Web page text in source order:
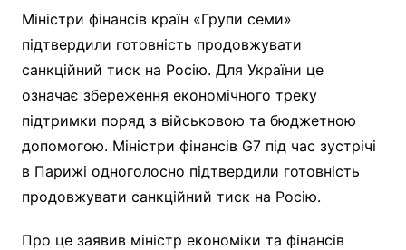
Міністри фінансів країн «Групи семи»
підтвердили готовність продовжувати
санкційний тиск на Росію. Для України це
означає збереження економічного треку
підтримки поряд з військовою та бюджетною
допомогою. Міністри фінансів G7 під час зустрічі
в Парижі одноголосно підтвердили готовність
продовжувати санкційний тиск на Росію.
Про це заявив міністр економіки та фінансів